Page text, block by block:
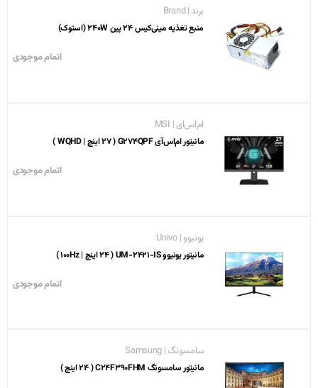
برند | Brand
منبع تغذیه مینی‌کیس 24 پین 240W (استوک)
اتمام موجودی
ام‌اس‌ای | MSI
مانیتور ام‌اس‌آی G274QPF ( 27 اینچ | WQHD )
اتمام موجودی
یونیوو | Univo
مانیتور یونیوو UM-2421-IS ( 24 اینچ | 100Hz )
اتمام موجودی
سامسونگ | Samsung
مانیتور سامسونگ C24F390FHM ( 24 اینچ )